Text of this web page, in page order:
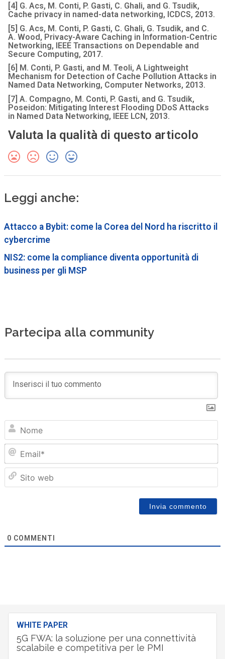
[4] G. Acs, M. Conti, P. Gasti, C. Ghali, and G. Tsudik,
Cache privacy in named-data networking, ICDCS, 2013.
[5] G. Acs, M. Conti, P. Gasti, C. Ghali, G. Tsudik, and C.
A. Wood, Privacy-Aware Caching in Information-Centric
Networking, IEEE Transactions on Dependable and
Secure Computing, 2017.
[6] M. Conti, P. Gasti, and M. Teoli, A Lightweight
Mechanism for Detection of Cache Pollution Attacks in
Named Data Networking, Computer Networks, 2013.
[7] A. Compagno, M. Conti, P. Gasti, and G. Tsudik,
Poseidon: Mitigating Interest Flooding DDoS Attacks
in Named Data Networking, IEEE LCN, 2013.
Valuta la qualità di questo articolo
Leggi anche:
Attacco a Bybit: come la Corea del Nord ha riscritto il
cybercrime
NIS2: come la compliance diventa opportunità di
business per gli MSP
Partecipa alla community
0 COMMENTI
WHITE PAPER
5G FWA: la soluzione per una connettività
scalabile e competitiva per le PMI